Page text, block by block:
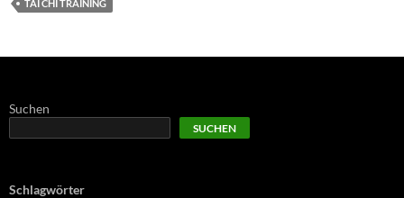
TAI CHI TRAINING
Suchen
SUCHEN
Schlagwörter